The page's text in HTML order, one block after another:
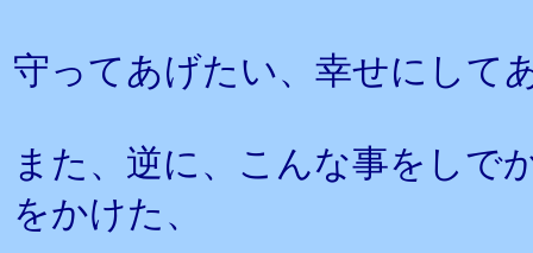
守ってあげたい、幸せにして
また、逆に、こんな事をしで
をかけた、